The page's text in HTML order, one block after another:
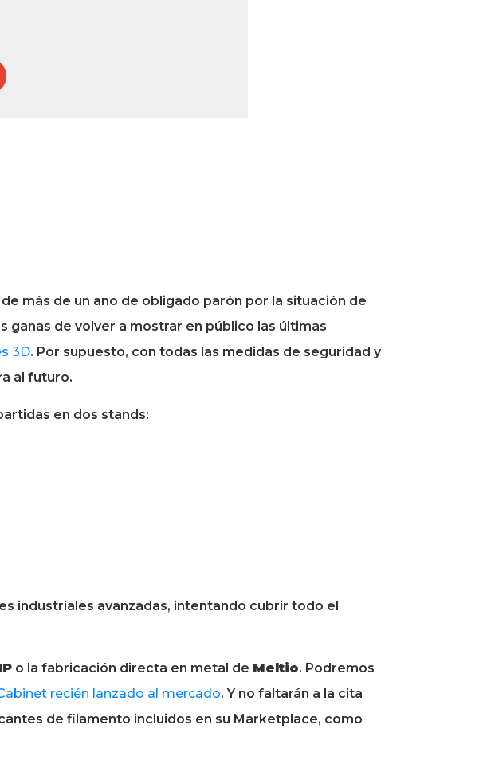
más de un año de obligado parón por la situación de
ganas de volver a mostrar en público las últimas
3D. Por supuesto, con todas las medidas de seguridad y
al futuro.
en dos stands:
industriales avanzadas, intentando cubrir todo el
o la fabricación directa en metal de Meltio. Podremos
recién lanzado al mercado. Y no faltarán a la cita
de filamento incluidos en su Marketplace, como